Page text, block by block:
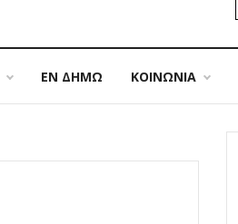
ΕΝ ΔΗΜΩ ΚΟΙΝΩΝΙΑ